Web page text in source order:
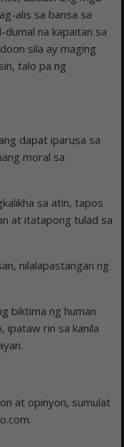
alis sa bansa sa
na kapaitan sa
sila ay maging
talo pa ng
dapat iparusa sa
moral sa
sa atin, tapos
at itatapong tulad sa
nilalapastangan ng
biktima ng human
ipataw rin sa kanila
at opinyon, sumulat